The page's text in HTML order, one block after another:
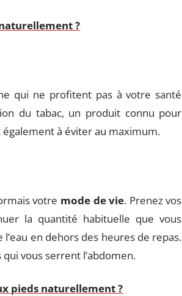
?
qui ne profitent pas à votre santé
du tabac, un produit connu pour
également à éviter au maximum.
votre mode de vie. Prenez vos
la quantité habituelle que vous
en dehors des heures de repas.
vous serrent l’abdomen.
pieds naturellement ?